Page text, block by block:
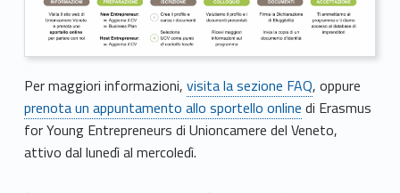
o
n
e
a
Per maggiori informazioni, visita la sezione FAQ, oppure
prenota un appuntamento allo sportello online di Erasmus
for Young Entrepreneurs di Unioncamere del Veneto,
attivo dal lunedì al mercoledì.